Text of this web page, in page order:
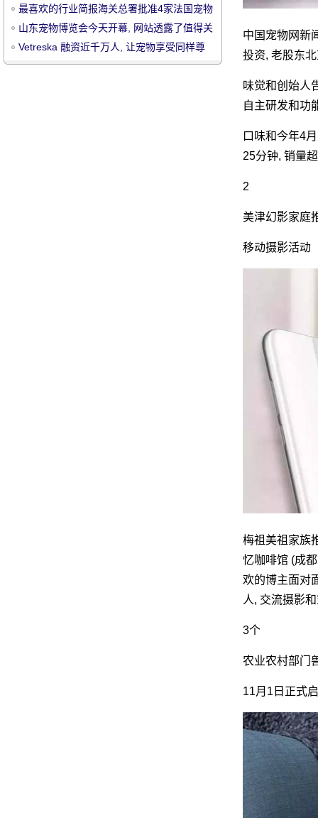
中国宠物网新
投资, 老股东
味觉和创始人
自主研发和功
口味和今年4
25分钟, 销量
2
美津幻影家庭
移动摄影活动
梅祖美祖家族
忆咖啡馆 (成
欢的博主面对
人, 交流摄影
3个
农业农村部门
11月1日正式
具市场红
最喜欢的行业简报海关总署批准4家法国宠物
食品注册生产加工企业
山东宠物博览会今天开幕, 网站透露了值得关
注的展会信息
Vetreska 融资近千万人, 让宠物享受同样尊
贵的服务